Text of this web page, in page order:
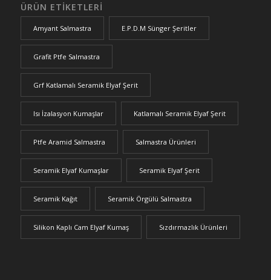
ÜRÜN ETIKETLERI
Amyant Salmastra E.P.D.M Sünger Şeritler
Grafit Ptfe Salmastra
Grf Katlamalı Seramik Elyaf Şerit
Isı İzalasyon Kumaşlar Katlamalı Seramik Elyaf Şerit
Ptfe Aramid Salmastra Salmastra Ürünleri
Seramik Elyaf Kumaşlar Seramik Elyaf Şerit
Seramik Kağıt Seramik Örgülü Salmastra
Silikon Kaplı Cam Elyaf Kumaş Sızdırmazlık Ürünleri